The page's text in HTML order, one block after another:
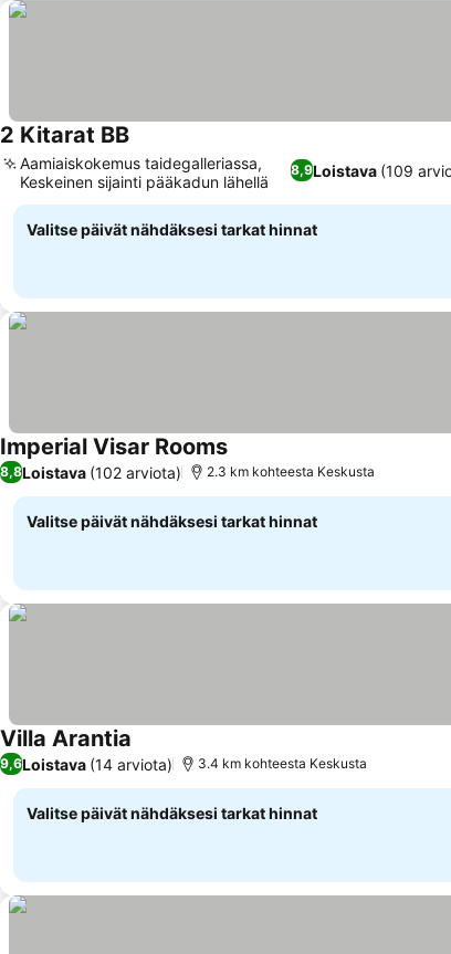
2 Kitarat BB
8,9Loistava (109
Aamiaiskokemus taidegalleriassa,
Keskeinen sijainti pääkadun lähellä
Valitse päivät nähdäksesi tarkat hinnat
Imperial Visar Rooms
8,8Loistava (102 arviota) 2.3 km kohteesta Keskusta
Valitse päivät nähdäksesi tarkat hinnat
Villa Arantia
9,6Loistava (14 arviota) 3.4 km kohteesta Keskusta
Valitse päivät nähdäksesi tarkat hinnat